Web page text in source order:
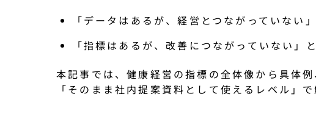
「データはあるが、経営とつながっていない」
「指標はあるが、改善につながっていない」
本記事では、健康経営の指標の全体像から具体
「そのまま社内提案資料として使えるレベル」で